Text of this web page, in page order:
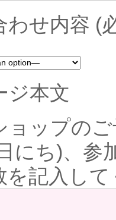
わせ内容 (
ジ本文
ョップの
にち)、参
を記入し